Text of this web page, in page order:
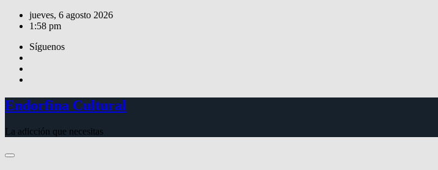
Saltar
jueves, 6 agosto 2026
1:58 pm
Síguenos
Endorfina Cultural
La adicción que necesitas